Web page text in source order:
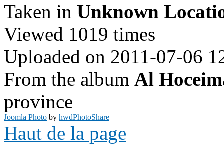
Taken in Unknown
Viewed 1019 times
Uploaded on 2011-07-06
From the album Al
province
Joomla Photo by hwdPhotoShare
Haut de la page